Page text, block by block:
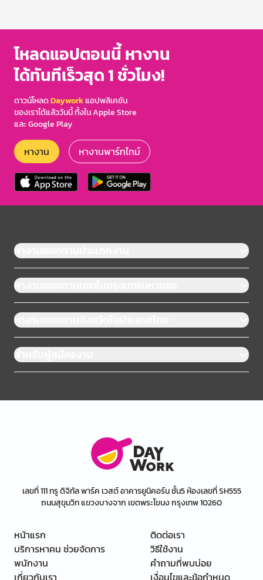
โหลดแอปตอนนี้ หางาน
ได้ทันทีเร็วสุด 1 ชั่วโมง!
ดาวน์โหลดDayworkแอปพลิเคชัน
ของเราได้แล้ววันนี้ ทั้งใน Apple Store
และ Google Play
หางาน หางานพาร์ทไทม์
หางานแยกตามประเภทงาน
หางานแยกตามเขตในกรุงเทพมหานคร
หางานแยกตามจังหวัดในประเทศไทย
สำหรับผู้สมัครงาน
เลขที่ 111 ทรู ดิจิทัล พาร์ค เวสต์ อาคารยูนิคอร์น ชั้น5 ห้องเลขที่ SH555
ถนนสุขุมวิท แขวงบางจาก เขตพระโขนง กรุงเทพ 10260
หน้าแรก
บริการหาคน ช่วยจัดการ
พนักงาน
เกี่ยวกับเรา
ติดต่อเรา
วิธีใช้งาน
คำถามที่พบบ่อย
เงื่อนไขและข้อกำหนด